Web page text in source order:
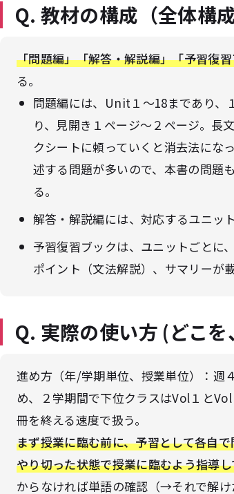
Q. 教材の構成（全体構
「問題編」「解答・解説編」「予習復
る。
問題編には、Unit１～18まであり、
り、見開き１ページ～２ページ。長
クシートに頼っていくと消去法にな
述する問題が多いので、本書の問題
る。
解答・解説編には、対応するユニッ
予習復習ブックは、ユニットごとに
ポイント（文法解説）、サマリーが
Q. 実際の使い方 (どこ
進め方（年/学期単位、授業単位）：週
め、２学期間で下位クラスはVol１と
冊を終える速度で扱う。
まず授業に臨む前に、予習として各自
やり切った状態で授業に臨むよう指導
からなければ単語の確認（→それで解